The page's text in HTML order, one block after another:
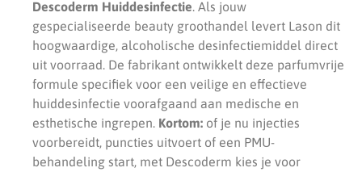
Descoderm Huiddesinfectie. Als jouw
gespecialiseerde beauty groothandel levert Lason dit
hoogwaardige, alcoholische desinfectiemiddel direct
uit voorraad. De fabrikant ontwikkelt deze parfumvrije
formule specifiek voor een veilige en effectieve
huiddesinfectie voorafgaand aan medische en
esthetische ingrepen. Kortom: of je nu injecties
voorbereidt, puncties uitvoert of een PMU-
behandeling start, met Descoderm kies je voor